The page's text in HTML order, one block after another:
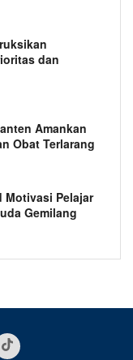
dan
Amankan
Obat Terlarang
Motivasi Pelajar
Gemilang